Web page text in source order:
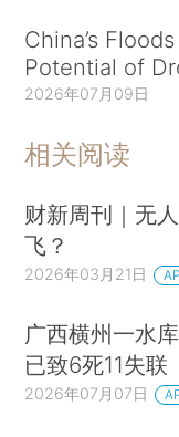
China’s
Potential of
2026年07月09日
相关阅读
财新周刊｜无
飞？
2026年03月21日
广西横州一水
已致6死11失联
2026年07月07日